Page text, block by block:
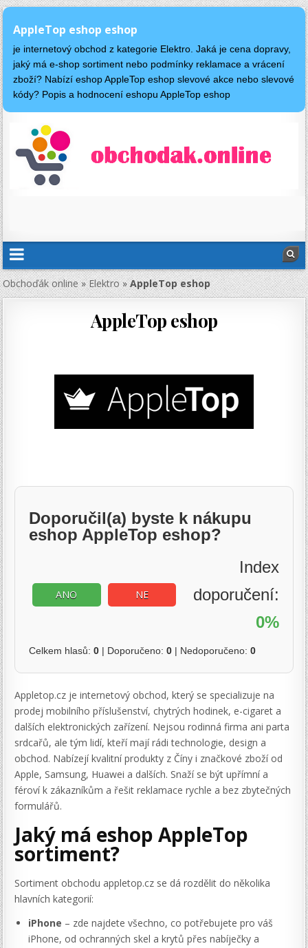
AppleTop eshop eshop
je internetový obchod z kategorie Elektro. Jaká je cena dopravy,
jaký má e-shop sortiment nebo podmínky reklamace a vrácení
zboží? Nabízí eshop AppleTop eshop slevové akce nebo slevové
kódy? Popis a hodnocení eshopu AppleTop eshop
Obchoďák online»Elektro»AppleTop eshop
AppleTop eshop
Doporučil(a) byste k nákupu
eshop AppleTop eshop?
ANO NE
Index
doporučení:
0%
Celkem hlasů:0 | Doporučeno:0 | Nedoporučeno:0
Appletop.cz je internetový obchod, který se specializuje na
prodej mobilního příslušenství, chytrých hodinek, e-cigaret a
dalších elektronických zařízení. Nejsou rodinná firma ani parta
srdcařů, ale tým lidí, kteří mají rádi technologie, design a
obchod. Nabízejí kvalitní produkty z Číny i značkové zboží od
Apple, Samsung, Huawei a dalších. Snaží se být upřímní a
féroví k zákazníkům a řešit reklamace rychle a bez zbytečných
formulářů.
Jaký má eshop AppleTop
sortiment?
Sortiment obchodu appletop.cz se dá rozdělit do několika
hlavních kategorií:
iPhone – zde najdete všechno, co potřebujete pro váš
iPhone, od ochranných skel a krytů přes nabíječky a